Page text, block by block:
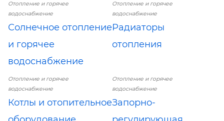
Отопление и горячее
водоснабжение
Солнечное отопление
и горячее
водоснабжение
Отопление и горячее
водоснабжение
Радиаторы
отопления
Отопление и горячее
водоснабжение
Котлы и отопительное
Отопление и горячее
водоснабжение
Запорно-